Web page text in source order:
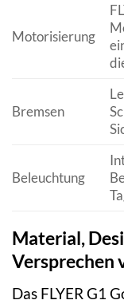
Motorisierung
Bremsen
Beleuchtung
Material,
Versprechen
Das FLYER G1